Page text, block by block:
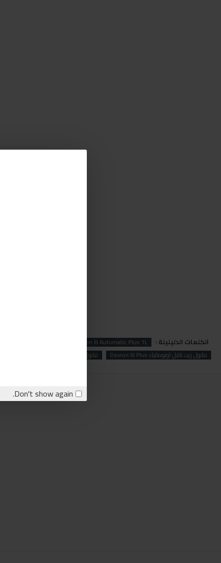
Don't show again.
الكلمات الدليليلة : MANNOL Dexron III Automatic Plus 1L
مانول زيت ناقل اوتوماتيك Dexron III Plus
مانول